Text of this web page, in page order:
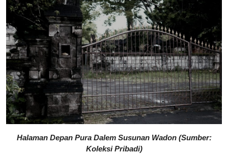
Halaman Depan Pura Dalem Susunan Wadon (Sumber:
Koleksi Pribadi)